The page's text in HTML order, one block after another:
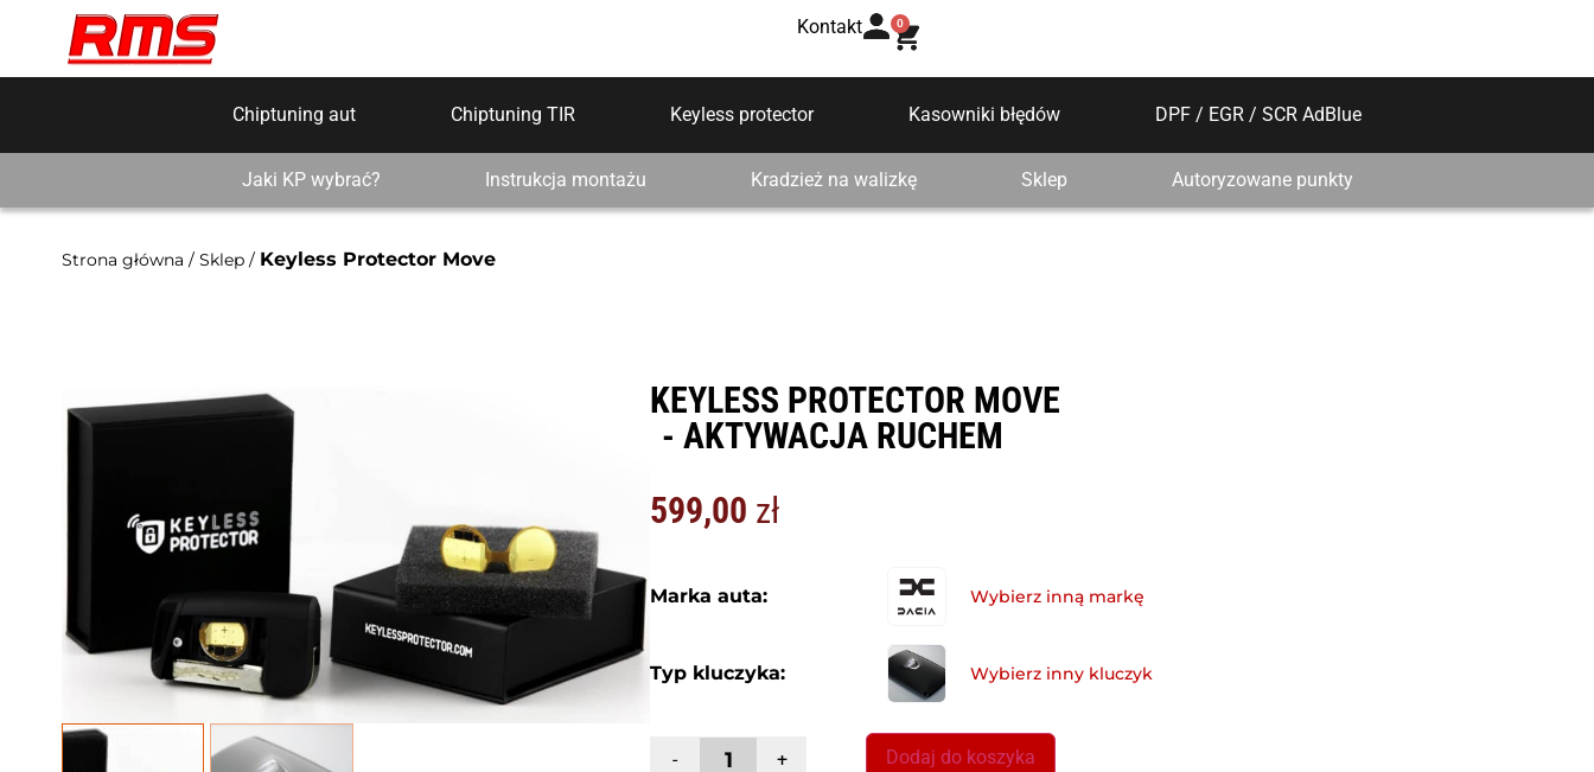
Kontakt 0
Chiptuning aut Chiptuning TIR Keyless protector Kasowniki błędów DPF / EGR / SCR AdBlue
Jaki KP wybrać? Instrukcja montażu Kradzież na walizkę Sklep Autoryzowane punkty
Strona główna / Sklep / Keyless Protector Move
KEYLESS PROTECTOR MOVE
- AKTYWACJA RUCHEM
599,00 zł
Marka auta:
Typ kluczyka:
- + Dodaj do koszyka